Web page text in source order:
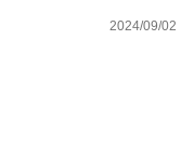
2024/09/02